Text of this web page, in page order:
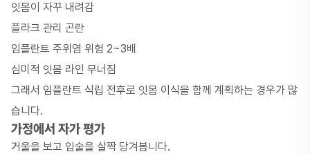
잇몸이 자꾸 내려감
플라크 관리 곤란
임플란트 주위염 위험 2~3배
심미적 잇몸 라인 무너짐
그래서 임플란트 식립 전후로 잇몸 이식을 함께 계획하는 경우가 많
습니다.
가정에서 자가 평가
거울을 보고 입술을 살짝 당겨봅니다.